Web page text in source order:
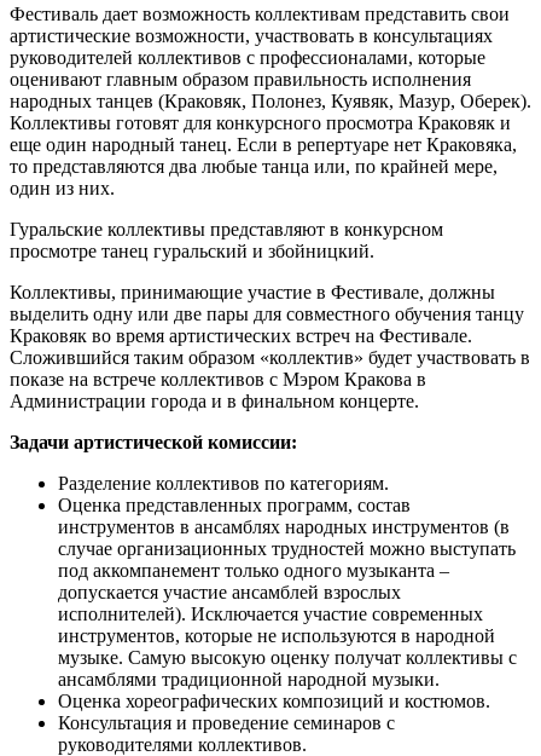
Фестиваль дает возможность коллективам представить свои
артистические возможности, участвовать в консультациях
руководителей коллективов с профессионалами, которые
оценивают главным образом правильность исполнения
народных танцев (Краковяк, Полонез, Куявяк, Мазур, Оберек).
Коллективы готовят для конкурсного просмотра Краковяк и
еще один народный танец. Если в репертуаре нет Краковяка,
то представляются два любые танца или, по крайней мере,
один из них.
Гуральские коллективы представляют в конкурсном
просмотре танец гуральский и збойницкий.
Коллективы, принимающие участие в Фестивале, должны
выделить одну или две пары для совместного обучения танцу
Краковяк во время артистических встреч на Фестивале.
Сложившийся таким образом «коллектив» будет участвовать в
показе на встрече коллективов с Мэром Кракова в
Администрации города и в финальном концерте.
Задачи артистической комиссии:
Разделение коллективов по категориям.
Оценка представленных программ, состав
инструментов в ансамблях народных инструментов (в
случае организационных трудностей можно выступать
под аккомпанемент только одного музыканта –
допускается участие ансамблей взрослых
исполнителей). Исключается участие современных
инструментов, которые не используются в народной
музыке. Самую высокую оценку получат коллективы с
ансамблями традиционной народной музыки.
Оценка хореографических композиций и костюмов.
Консультация и проведение семинаров с
руководителями коллективов.